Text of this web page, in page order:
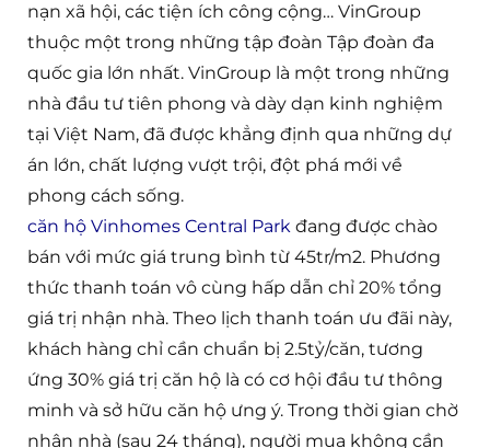
nạn xã hội, các tiện ích công cộng… VinGroup
thuộc một trong những tập đoàn Tập đoàn đa
quốc gia lớn nhất. VinGroup là một trong những
nhà đầu tư tiên phong và dày dạn kinh nghiệm
tại Việt Nam, đã được khẳng định qua những dự
án lớn, chất lượng vượt trội, đột phá mới về
phong cách sống.
căn hộ Vinhomes Central Park đang được chào
bán với mức giá trung bình từ 45tr/m2. Phương
thức thanh toán vô cùng hấp dẫn chỉ 20% tổng
giá trị nhận nhà. Theo lịch thanh toán ưu đãi này,
khách hàng chỉ cần chuẩn bị 2.5tỷ/căn, tương
ứng 30% giá trị căn hộ là có cơ hội đầu tư thông
minh và sở hữu căn hộ ưng ý. Trong thời gian chờ
nhận nhà (sau 24 tháng), người mua không cần